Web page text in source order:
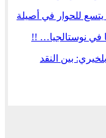
للحوار في أصيلة
في نوستالجيا… !!
بين النقد